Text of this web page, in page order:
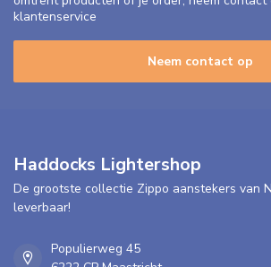
klantenservice
Neem contact op
Haddocks Lightershop
De grootste collectie Zippo aanstekers van
leverbaar!
Populierweg 45